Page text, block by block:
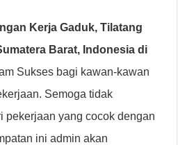
Kerja Gaduk, Tilatang
Barat, Indonesia di
Sukses bagi kawan-kawan
Semoga tidak
pekerjaan yang cocok dengan
ini admin akan